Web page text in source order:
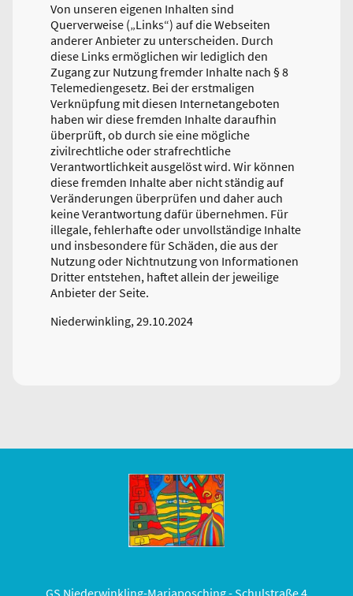
Von unseren eigenen Inhalten sind
Querverweise („Links“) auf die Webseiten
anderer Anbieter zu unterscheiden. Durch
diese Links ermöglichen wir lediglich den
Zugang zur Nutzung fremder Inhalte nach § 8
Telemediengesetz. Bei der erstmaligen
Verknüpfung mit diesen Internetangeboten
haben wir diese fremden Inhalte daraufhin
überprüft, ob durch sie eine mögliche
zivilrechtliche oder strafrechtliche
Verantwortlichkeit ausgelöst wird. Wir können
diese fremden Inhalte aber nicht ständig auf
Veränderungen überprüfen und daher auch
keine Verantwortung dafür übernehmen. Für
illegale, fehlerhafte oder unvollständige Inhalte
und insbesondere für Schäden, die aus der
Nutzung oder Nichtnutzung von Informationen
Dritter entstehen, haftet allein der jeweilige
Anbieter der Seite.
Niederwinkling, 29.10.2024